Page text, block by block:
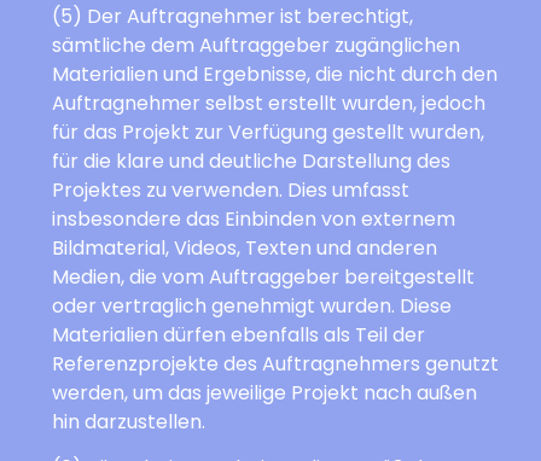
(5) Der Auftragnehmer ist berechtigt,
sämtliche dem Auftraggeber zugänglichen
Materialien und Ergebnisse, die nicht durch den
Auftragnehmer selbst erstellt wurden, jedoch
für das Projekt zur Verfügung gestellt wurden,
für die klare und deutliche Darstellung des
Projektes zu verwenden. Dies umfasst
insbesondere das Einbinden von externem
Bildmaterial, Videos, Texten und anderen
Medien, die vom Auftraggeber bereitgestellt
oder vertraglich genehmigt wurden. Diese
Materialien dürfen ebenfalls als Teil der
Referenzprojekte des Auftragnehmers genutzt
werden, um das jeweilige Projekt nach außen
hin darzustellen.